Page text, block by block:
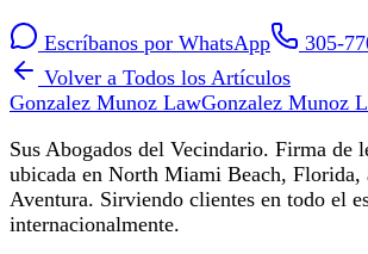
Escríbanos por WhatsApp
305-
Volver a Todos los Artículos
Gonzalez Munoz LawGonzalez Munoz
Sus Abogados del Vecindario. Firma de
ubicada en North Miami Beach, Florida,
Aventura. Sirviendo clientes en todo el
internacionalmente.